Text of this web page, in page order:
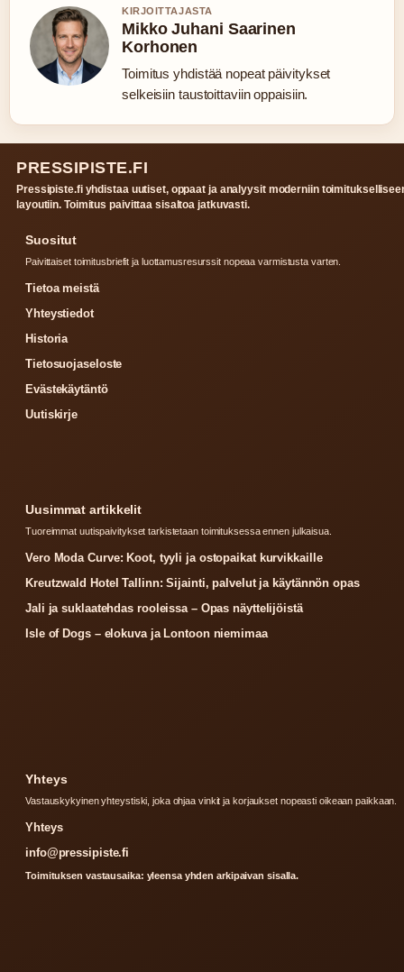
KIRJOITTAJASTA
Mikko Juhani Saarinen
Korhonen
Toimitus yhdistää nopeat päivitykset
selkeisiin taustoittaviin oppaisiin.
PRESSIPISTE.FI
Pressipiste.fi yhdistaa uutiset, oppaat ja analyysit moderniin
layoutiin. Toimitus paivittaa sisaltoa jatkuvasti.
Suositut
Paivittaiset toimitusbriefit ja luottamusresurssit nopeaa varmistusta varten.
Tietoa meistä
Yhteystiedot
Historia
Tietosuojaseloste
Evästekäytäntö
Uutiskirje
Uusimmat artikkelit
Tuoreimmat uutispaivitykset tarkistetaan toimituksessa ennen julkaisua.
Vero Moda Curve: Koot, tyyli ja ostopaikat kurvikkaille
Kreutzwald Hotel Tallinn: Sijainti, palvelut ja käytännön opas
Jali ja suklaatehdas rooleissa – Opas näyttelijöistä
Isle of Dogs – elokuva ja Lontoon niemimaa
Yhteys
Vastauskykyinen yhteystiski, joka ohjaa vinkit ja korjaukset nopeasti oikeaan paikkaan.
Yhteys
info@pressipiste.fi
Toimituksen vastausaika: yleensa yhden arkipaivan sisalla.